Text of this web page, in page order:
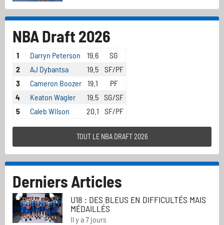
NBA Draft 2026
1 Darryn Peterson 19.6
SG
2
AJ Dybantsa 19.5
SF/PF
3
Cameron Boozer 19.1
PF
4
Keaton Wagler 19.5 SG/SF
5
Caleb Wilson 20.1 SF/PF
TOUT LE NBA DRAFT 2026
Derniers Articles
U18 : DES BLEUS EN DIFFICULTÉS MAIS
MÉDAILLÉS
Il y a 7 jours